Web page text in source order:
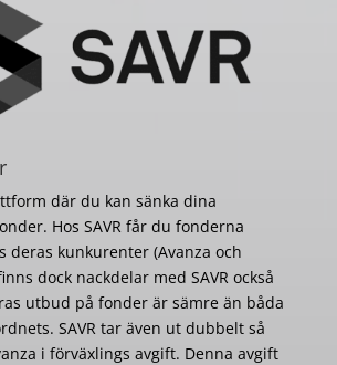
där du kan sänka dina
Hos SAVR får du fonderna
deras kunkurenter (Avanza och
dock nackdelar med SAVR också
utbud på fonder är sämre än båda
SAVR tar även ut dubbelt så
i förväxlings avgift. Denna avgift